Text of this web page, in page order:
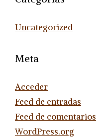
Uncategorized
Meta
Acceder
Feed de entradas
Feed de comentarios
WordPress.org